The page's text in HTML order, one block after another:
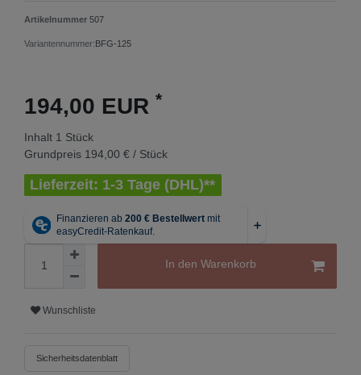
Artikelnummer 507
Variantennummer:BFG-125
194,00 EUR *
Inhalt 1 Stück
Grundpreis 194,00 € / Stück
Lieferzeit: 1-3 Tage (DHL)**
In den Warenkorb
Wunschliste
Sicherheitsdatenblatt